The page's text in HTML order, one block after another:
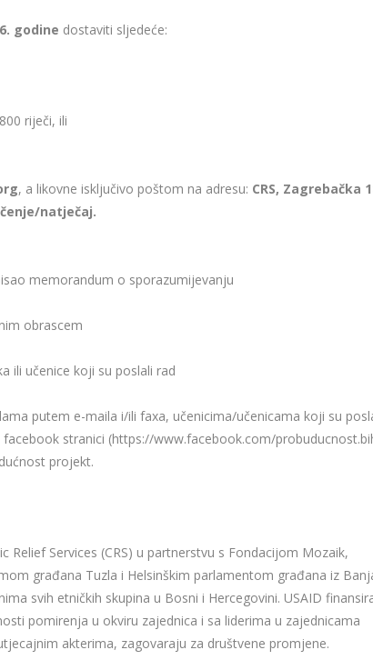
godine dostaviti sljedeće:
riječi, ili
, a likovne isključivo poštom na adresu: CRS, Zagrebačka
natječaj.
memorandum o sporazumijevanju
obrascem
ili učenice koji su poslali rad
putem e-maila i/ili faxa, učenicima/učenicama koji su
stranici (https://www.facebook.com/
projekt.
Services (CRS) u partnerstvu s Fondacijom Mozaik,
građana Tuzla i Helsinškim parlamentom građana iz
svih etničkih skupina u Bosni i Hercegovini. USAID
pomirenja u okviru zajednica i sa liderima u zajednicama
akterima, zagovaraju za društvene promjene.